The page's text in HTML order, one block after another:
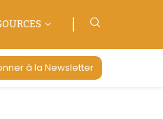
à la Newsletter